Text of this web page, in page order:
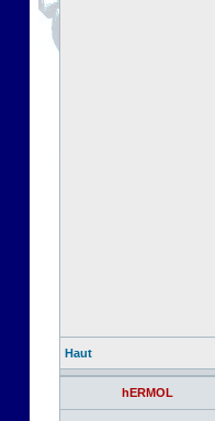
Haut
hERMOL